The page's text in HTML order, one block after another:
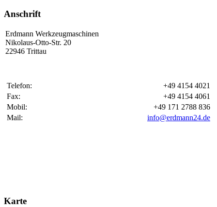
Anschrift
Erdmann Werkzeugmaschinen
Nikolaus-Otto-Str. 20
22946 Trittau
Telefon:
+49 4154 4021
Fax:
+49 4154 4061
Mobil:
+49 171 2788 836
Mail:
info@erdmann24.de
Karte